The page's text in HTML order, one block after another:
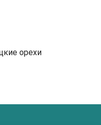
орехи